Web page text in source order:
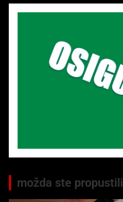
možda ste propustili